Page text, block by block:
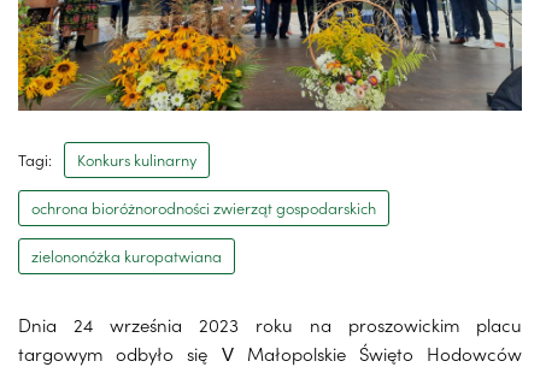
Tagi: Konkurs kulinarny
ochrona bioróżnorodności zwierząt gospodarskich
zielononóżka kuropatwiana
Dnia 24 września 2023 roku na proszowickim placu
targowym odbyło się V Małopolskie Święto Hodowców